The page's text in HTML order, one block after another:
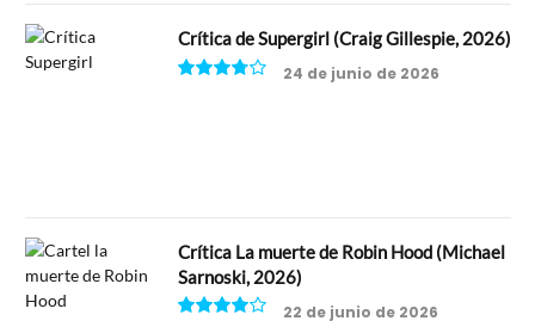
Crítica de Supergirl (Craig Gillespie, 2026)
24 de junio de 2026
Crítica La muerte de Robin Hood (Michael
Sarnoski, 2026)
22 de junio de 2026